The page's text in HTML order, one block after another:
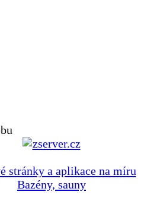
stránky a aplikace na míru
Bazény, sauny